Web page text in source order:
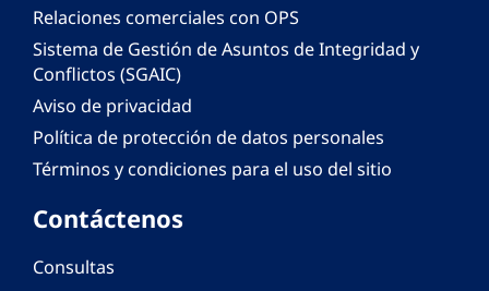
Relaciones comerciales con OPS
Sistema de Gestión de Asuntos de Integridad y
Conflictos (SGAIC)
Aviso de privacidad
Política de protección de datos personales
Términos y condiciones para el uso del sitio
Contáctenos
Consultas